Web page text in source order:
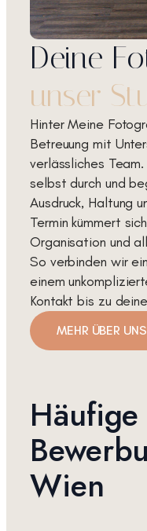
Deine
unser
Hinter Meine
Betreuung mit
verlässliches
selbst durch und
Ausdruck, Haltung
Termin kümmert
Organisation und
So verbinden wir
einem
Kontakt bis zu
MEHR ÜBER UNS
Wien